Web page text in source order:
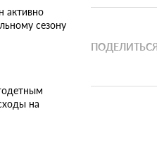
активно
сезону
на